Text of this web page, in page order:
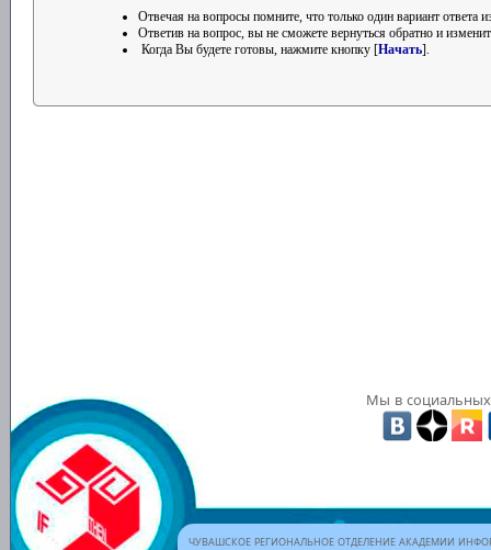
Отвечая на вопросы помните, что только один вариант ответа
Ответив на вопрос, вы не сможете вернуться обратно и
Когда Вы будете готовы, нажмите кнопку [Начать].
Мы в социальных
ЧУВАШСКОЕ РЕГИОНАЛЬНОЕ ОТДЕЛЕНИЕ АКАДЕМИИ